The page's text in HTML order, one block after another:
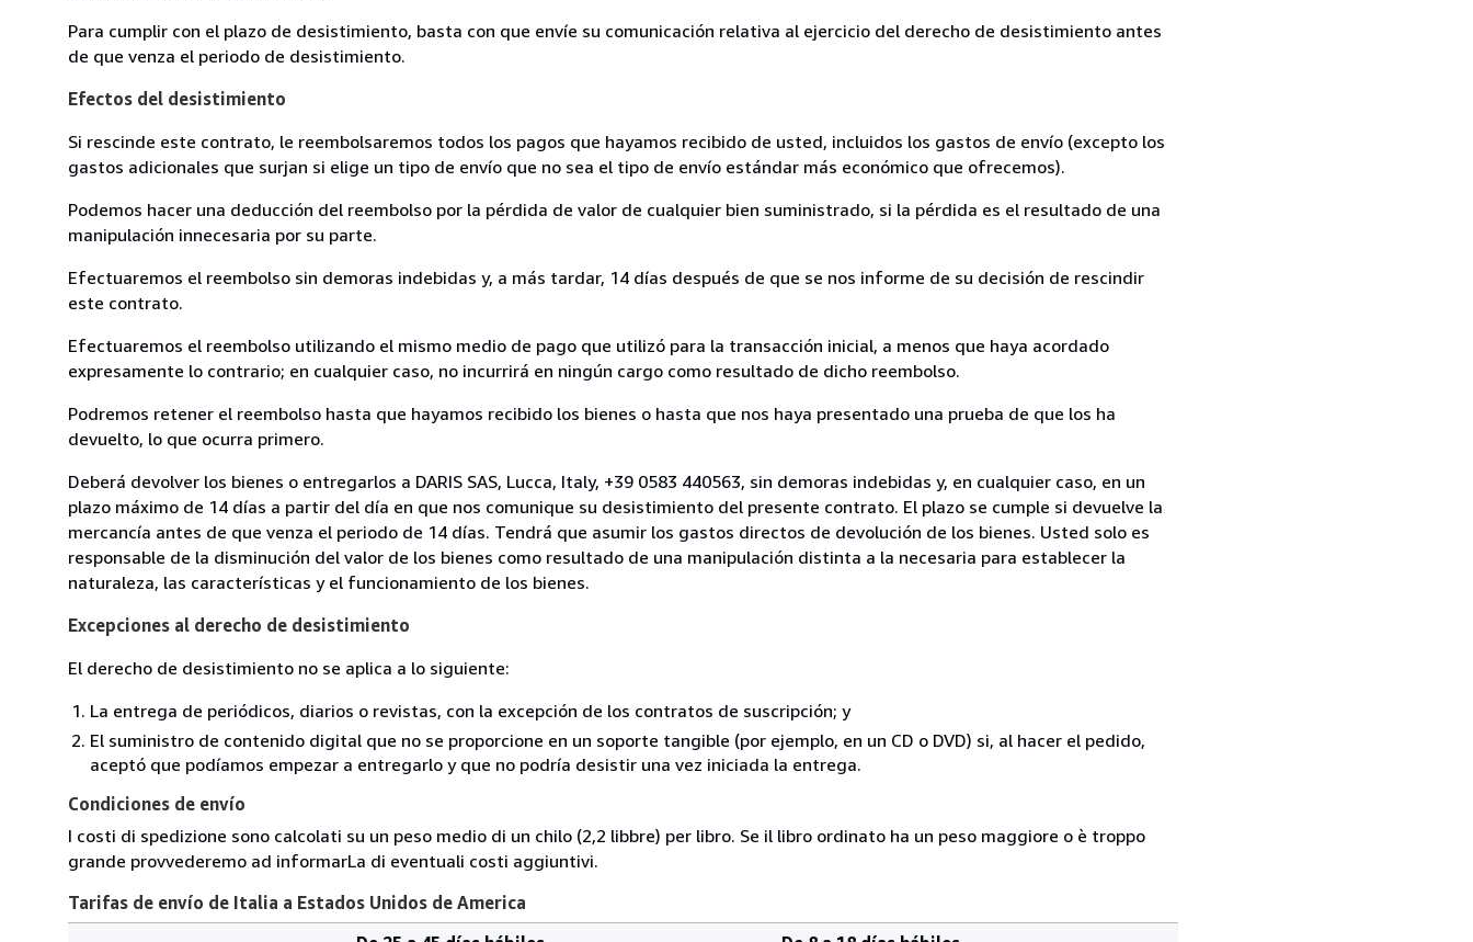
Para cumplir con el plazo de desistimiento, basta con que envíe su comunicación relativa al ejercicio del derecho de desistimiento antes
de que venza el periodo de desistimiento.
Efectos del desistimiento
Si rescinde este contrato, le reembolsaremos todos los pagos que hayamos recibido de usted, incluidos los gastos de envío (excepto los
gastos adicionales que surjan si elige un tipo de envío que no sea el tipo de envío estándar más económico que ofrecemos).
Podemos hacer una deducción del reembolso por la pérdida de valor de cualquier bien suministrado, si la pérdida es el resultado de una
manipulación innecesaria por su parte.
Efectuaremos el reembolso sin demoras indebidas y, a más tardar, 14 días después de que se nos informe de su decisión de rescindir
este contrato.
Efectuaremos el reembolso utilizando el mismo medio de pago que utilizó para la transacción inicial, a menos que haya acordado
expresamente lo contrario; en cualquier caso, no incurrirá en ningún cargo como resultado de dicho reembolso.
Podremos retener el reembolso hasta que hayamos recibido los bienes o hasta que nos haya presentado una prueba de que los ha
devuelto, lo que ocurra primero.
Deberá devolver los bienes o entregarlos a DARIS SAS, Lucca, Italy, +39 0583 440563, sin demoras indebidas y, en cualquier caso, en un
plazo máximo de 14 días a partir del día en que nos comunique su desistimiento del presente contrato. El plazo se cumple si devuelve la
mercancía antes de que venza el periodo de 14 días. Tendrá que asumir los gastos directos de devolución de los bienes. Usted solo es
responsable de la disminución del valor de los bienes como resultado de una manipulación distinta a la necesaria para establecer la
naturaleza, las características y el funcionamiento de los bienes.
Excepciones al derecho de desistimiento
El derecho de desistimiento no se aplica a lo siguiente:
La entrega de periódicos, diarios o revistas, con la excepción de los contratos de suscripción; y
El suministro de contenido digital que no se proporcione en un soporte tangible (por ejemplo, en un CD o DVD) si, al hacer el pedido,
aceptó que podíamos empezar a entregarlo y que no podría desistir una vez iniciada la entrega.
Condiciones de envío
I costi di spedizione sono calcolati su un peso medio di un chilo (2,2 libbre) per libro. Se il libro ordinato ha un peso maggiore o è troppo
grande provvederemo ad informarLa di eventuali costi aggiuntivi.
Tarifas de envío de Italia a Estados Unidos de America